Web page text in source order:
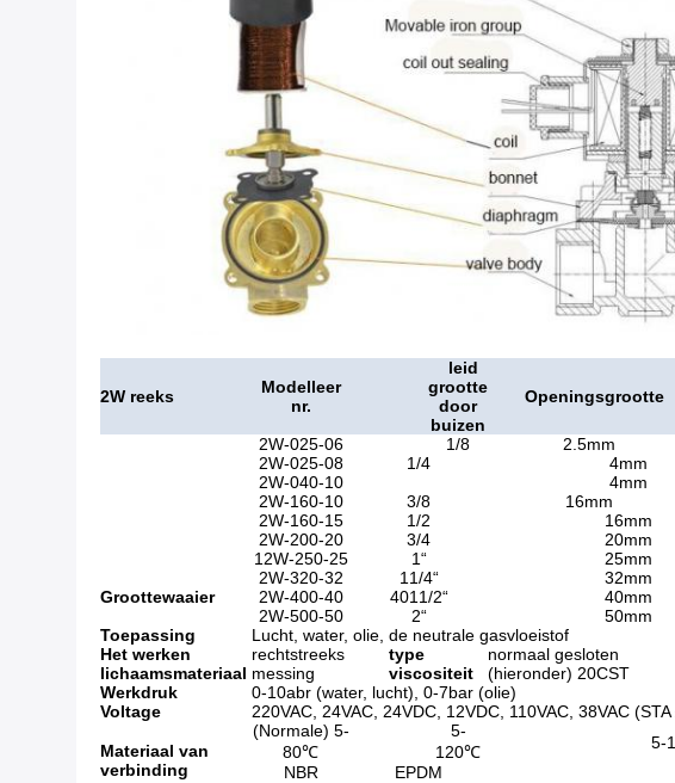
2W reeks
Modelleer
nr.
leid
grootte
door
buizen
Openingsgrootte
Groottewaaier
2W-025-06 1/8
2.5mm
2W-025-08 1/4
4mm
2W-040-10
3/8
4mm
2W-160-10
16mm
2W-160-15
1/2 16mm
2W-200-20
3/4 20mm
12W-250-25
1“ 25mm
2W-320-32
11/4“ 32mm
2W-400-40
4011/2“ 40mm
2W-500-50
2“ 50mm
Toepassing
Lucht, water, olie, de neutrale gasvloeistof
Het werken
rechtstreeks type
normaal gesloten
lichaamsmateriaal messing viscositeit
(hieronder) 20CST
Werkdruk
0-10abr (water, lucht), 0-7bar (olie)
Voltage
220VAC, 24VAC, 24VDC, 12VDC, 110VAC, 38VAC
Materiaal van
verbinding
(Normale) 5-
80℃
5-
120℃
5-
NBR
EPDM